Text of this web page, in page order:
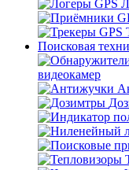
Поисковая
видеокамер